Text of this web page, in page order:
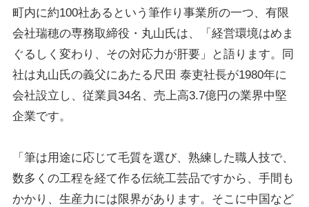
町内に約100社あるという筆作り事業所の一つ、有限
会社瑞穂の専務取締役・丸山氏は、「経営環境はめま
ぐるしく変わり、その対応力が肝要」と語ります。同
社は丸山氏の義父にあたる尺田 泰吏社長が1980年に
会社設立し、従業員34名、売上高3.7億円の業界中堅
企業です。
「筆は用途に応じて毛質を選び、熟練した職人技で、
数多くの工程を経て作る伝統工芸品ですから、手間も
かかり、生産力には限界があります。そこに中国など